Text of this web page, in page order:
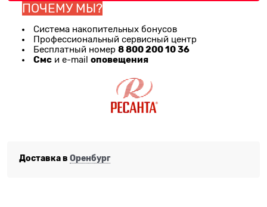
ПОЧЕМУ МЫ?
Система накопительных бонусов
Профессиональный сервисный центр
Бесплатный номер 8 800 200 10 36
Смс и e-mail оповещения
Доставка в Оренбург